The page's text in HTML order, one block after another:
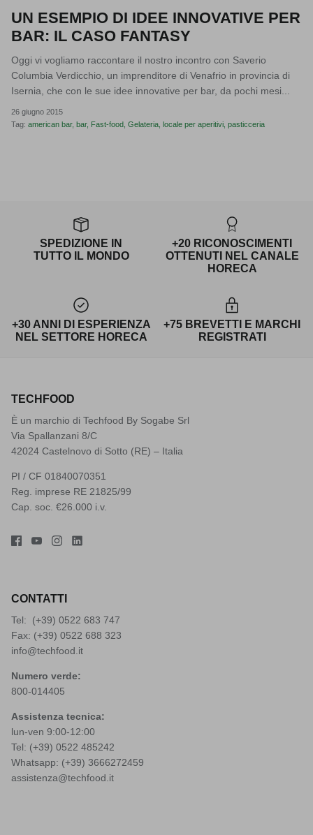
UN ESEMPIO DI IDEE INNOVATIVE PER
BAR: IL CASO FANTASY
Oggi vi vogliamo raccontare il nostro incontro con Saverio
Columbia Verdicchio, un imprenditore di Venafrio in provincia di
Isernia, che con le sue idee innovative per bar, da pochi mesi...
26 giugno 2015
Tag: american bar bar Fast-food Gelateria locale per aperitivi pasticceria
SPEDIZIONE IN
TUTTO IL MONDO
+20 RICONOSCIMENTI
OTTENUTI NEL CANALE
HORECA
+30 ANNI DI ESPERIENZA
NEL SETTORE HORECA
+75 BREVETTI E MARCHI
REGISTRATI
TECHFOOD
È un marchio di Techfood By Sogabe Srl
Via Spallanzani 8/C
42024 Castelnovo di Sotto (RE) – Italia
PI / CF 01840070351
Reg. imprese RE 21825/99
Cap. soc. €26.000 i.v.
CONTATTI
Tel: (+39) 0522 683 747
Fax: (+39) 0522 688 323
info@techfood.it
Numero verde:
800-014405
Assistenza tecnica:
lun-ven 9:00-12:00
Tel: (+39) 0522 485242
Whatsapp: (+39) 3666272459
assistenza@techfood.it